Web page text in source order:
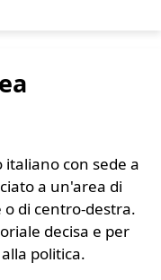
con sede a
a un'area di
di centro-destra.
decisa e per
politica.